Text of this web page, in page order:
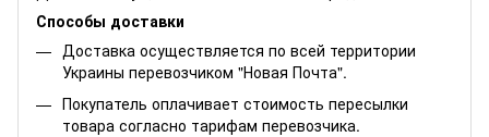
Способы доставки
Доставка осуществляется по всей территории
Украины перевозчиком "Новая Почта".
Покупатель оплачивает стоимость пересылки
товара согласно тарифам перевозчика.